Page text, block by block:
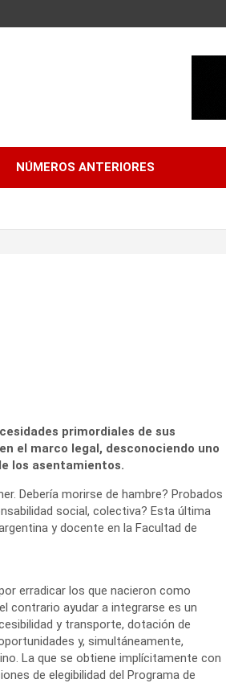
NÚMEROS ANTERIORES
primordiales de sus
el marco legal, desconociendo uno
los asentamientos.
Debería morirse de hambre? Probados
social, colectiva? Esta última
y docente en la Facultad de
erradicar los que nacieron como
contrario ayudar a integrarse es un
y transporte, dotación de
y, simultáneamente,
La que se obtiene implícitamente con
de elegibilidad del Programa de